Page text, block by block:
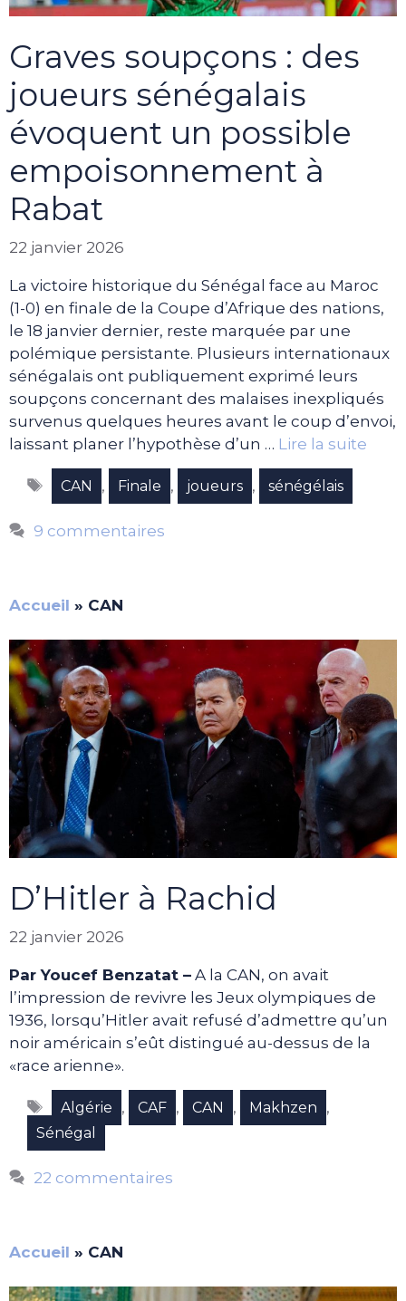
Graves soupçons : des
joueurs sénégalais
évoquent un possible
empoisonnement à
Rabat
22 janvier 2026
La victoire historique du Sénégal face au Maroc
(1-0) en finale de la Coupe d’Afrique des nations,
le 18 janvier dernier, reste marquée par une
polémique persistante. Plusieurs internationaux
sénégalais ont publiquement exprimé leurs
soupçons concernant des malaises inexpliqués
survenus quelques heures avant le coup d’envoi,
laissant planer l’hypothèse d’un … Lire la suite
Étiquettes
CAN , Finale , joueurs , sénégélais
9 commentaires
Accueil » CAN
D’Hitler à Rachid
22 janvier 2026
Par Youcef Benzatat – A la CAN, on avait
l’impression de revivre les Jeux olympiques de
1936, lorsqu’Hitler avait refusé d’admettre qu’un
noir américain s’eût distingué au-dessus de la
«race arienne».
Étiquettes
Algérie , CAF , CAN , Makhzen ,
Sénégal
22 commentaires
Accueil » CAN